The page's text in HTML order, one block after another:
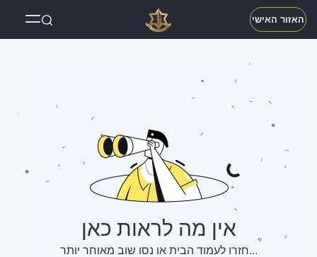
האזור האישי
אין מה לראות כאן
חזרו לעמוד הבית או נסו שוב מאוחר יותר...